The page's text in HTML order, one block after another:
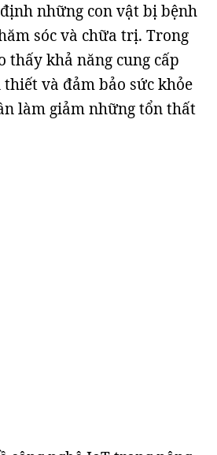
những con vật bị bệnh
sóc và chữa trị. Trong
thấy khả năng cung cấp
và đảm bảo sức khỏe
làm giảm những tổn thất